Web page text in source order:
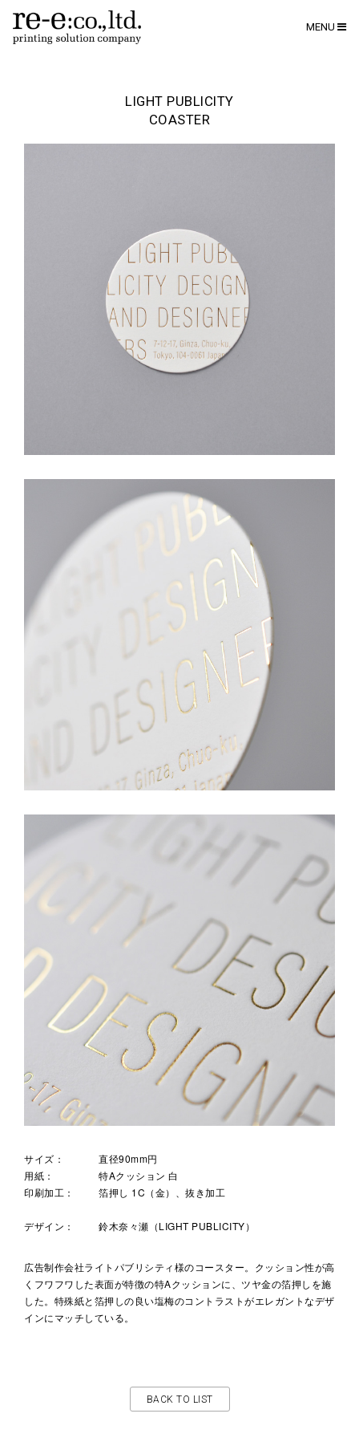
MENU
LIGHT PUBLICITY
COASTER
サイズ：
直径90mm円
用紙：
特Aクッション 白
印刷加工：
箔押し 1C（金）、抜き加工
デザイン： 鈴木奈々瀬（LIGHT PUBLICITY）
広告制作会社ライトパブリシティ様のコースター。クッション性が高
くフワフワした表面が特徴の特Aクッションに、ツヤ金の箔押しを施
した。特殊紙と箔押しの良い塩梅のコントラストがエレガントなデザ
インにマッチしている。
BACK TO LIST